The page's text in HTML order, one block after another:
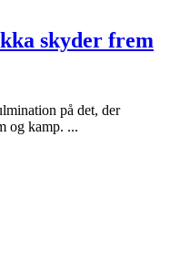
skyder frem
på det, der
og kamp. ...